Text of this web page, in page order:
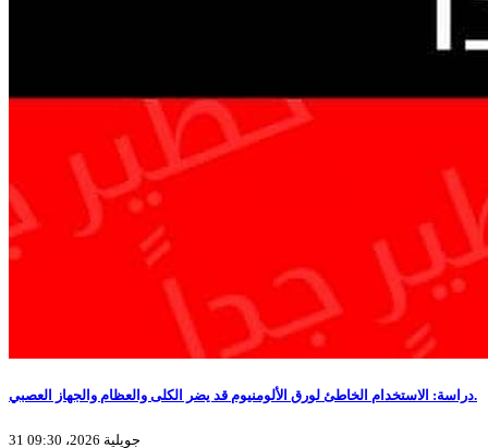
دراسة: الاستخدام الخاطئ لورق الألومنيوم قد يضر الكلى والعظام والجهاز العصبي.
31 جويلية 2026، 09:30